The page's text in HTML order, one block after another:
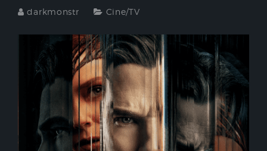
darkmonstr Cine/TV